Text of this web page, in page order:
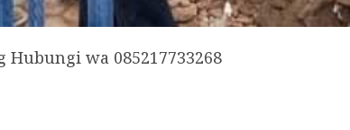
Hubungi wa 085217733268